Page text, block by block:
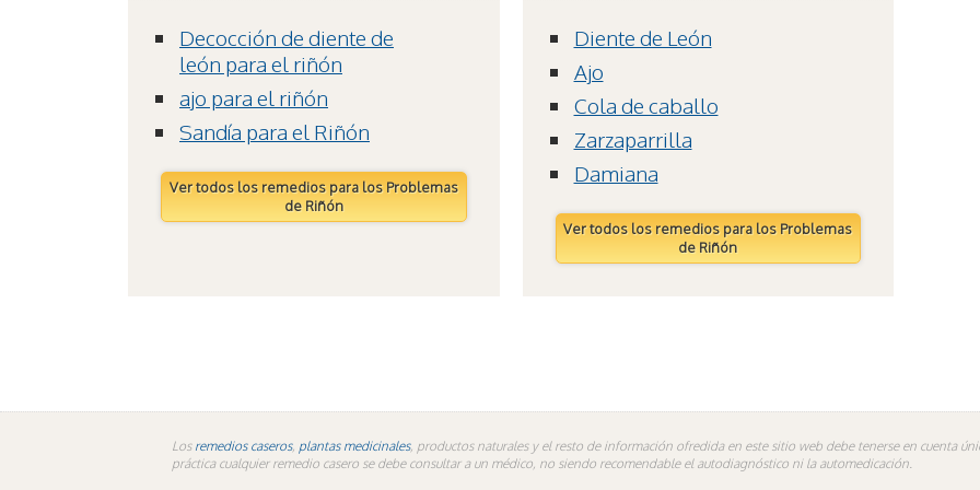
Decocción de diente de
león para el riñón
ajo para el riñón
Sandía para el Riñón
Ver todos los remedios para los Problemas
de Riñón
Diente de León
Ajo
Cola de caballo
Zarzaparrilla
Damiana
Ver todos los remedios para los Problemas
de Riñón
Los remedios caseros, plantas medicinales, productos naturales y el resto de información ofredida en este sitio web debe tenerse en cuenta
práctica cualquier remedio casero se debe consultar a un médico, no siendo recomendable el autodiagnóstico ni la automedicación.